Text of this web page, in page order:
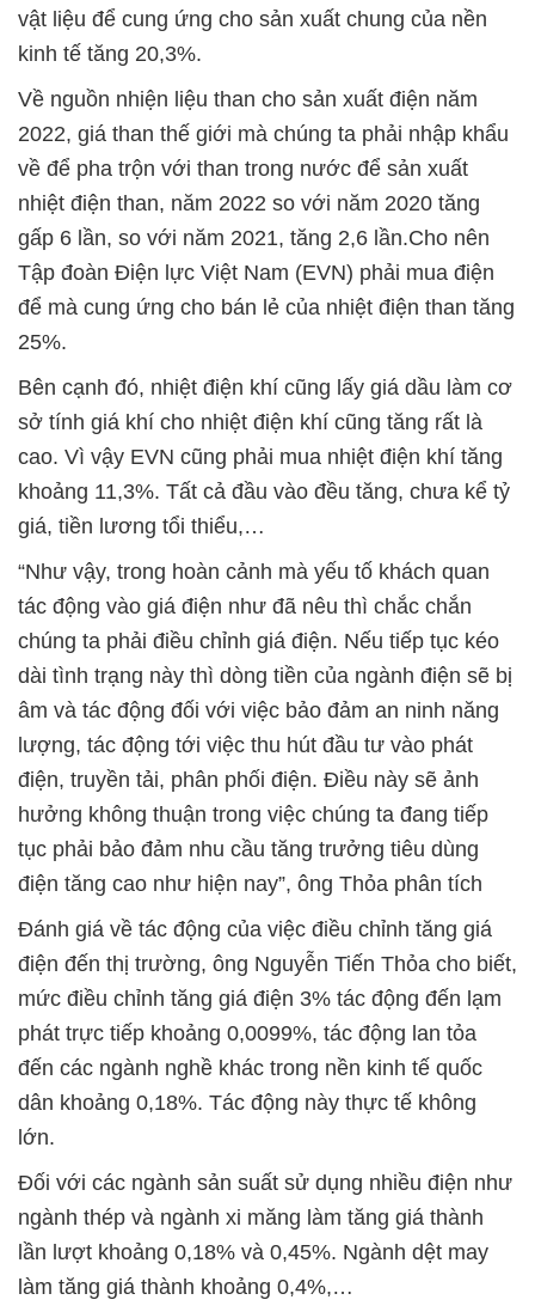
vật liệu để cung ứng cho sản xuất chung của nền
kinh tế tăng 20,3%.
Về nguồn nhiện liệu than cho sản xuất điện năm
2022, giá than thế giới mà chúng ta phải nhập khẩu
về để pha trộn với than trong nước để sản xuất
nhiệt điện than, năm 2022 so với năm 2020 tăng
gấp 6 lần, so với năm 2021, tăng 2,6 lần.Cho nên
Tập đoàn Điện lực Việt Nam (EVN) phải mua điện
để mà cung ứng cho bán lẻ của nhiệt điện than tăng
25%.
Bên cạnh đó, nhiệt điện khí cũng lấy giá dầu làm cơ
sở tính giá khí cho nhiệt điện khí cũng tăng rất là
cao. Vì vậy EVN cũng phải mua nhiệt điện khí tăng
khoảng 11,3%. Tất cả đầu vào đều tăng, chưa kể tỷ
giá, tiền lương tổi thiểu,…
“Như vậy, trong hoàn cảnh mà yếu tố khách quan
tác động vào giá điện như đã nêu thì chắc chắn
chúng ta phải điều chỉnh giá điện. Nếu tiếp tục kéo
dài tình trạng này thì dòng tiền của ngành điện sẽ bị
âm và tác động đối với việc bảo đảm an ninh năng
lượng, tác động tới việc thu hút đầu tư vào phát
điện, truyền tải, phân phối điện. Điều này sẽ ảnh
hưởng không thuận trong việc chúng ta đang tiếp
tục phải bảo đảm nhu cầu tăng trưởng tiêu dùng
điện tăng cao như hiện nay”, ông Thỏa phân tích
Đánh giá về tác động của việc điều chỉnh tăng giá
điện đến thị trường, ông Nguyễn Tiến Thỏa cho biết,
mức điều chỉnh tăng giá điện 3% tác động đến lạm
phát trực tiếp khoảng 0,0099%, tác động lan tỏa
đến các ngành nghề khác trong nền kinh tế quốc
dân khoảng 0,18%. Tác động này thực tế không
lớn.
Đối với các ngành sản suất sử dụng nhiều điện như
ngành thép và ngành xi măng làm tăng giá thành
lần lượt khoảng 0,18% và 0,45%. Ngành dệt may
làm tăng giá thành khoảng 0,4%,…